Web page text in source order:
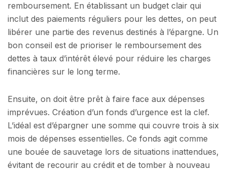
remboursement. En établissant un budget clair qui
inclut des paiements réguliers pour les dettes, on peut
libérer une partie des revenus destinés à l’épargne. Un
bon conseil est de prioriser le remboursement des
dettes à taux d’intérêt élevé pour réduire les charges
financières sur le long terme.
Ensuite, on doit être prêt à faire face aux dépenses
imprévues. Création d’un fonds d’urgence est la clef.
L’idéal est d’épargner une somme qui couvre trois à six
mois de dépenses essentielles. Ce fonds agit comme
une bouée de sauvetage lors de situations inattendues,
évitant de recourir au crédit et de tomber à nouveau